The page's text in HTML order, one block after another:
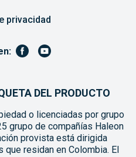
privacidad
DEL PRODUCTO
o licenciadas por grupo
grupo de compañías Haleon
provista está dirigida
residan en Colombia. El